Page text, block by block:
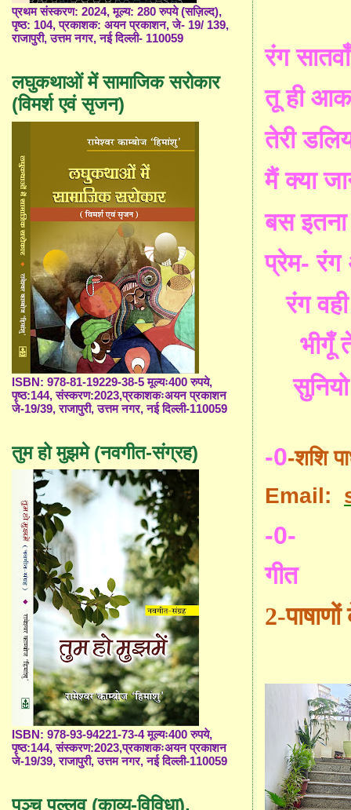
रंग
तू ही
तेरी
मैं क्या
बस इतना
प्रेम-
रंग
भीगूँ
-0-शशि
Email:
-0-
गीत
2-
प्रथम संस्करण: 2024, मूल्य: 280 रुपये (सज़िल्द),
पृष्ठ: 104, प्रकाशक: अयन प्रकाशन, जे- 19/ 139,
राजापुरी, उत्तम नगर, नई दिल्ली- 110059
लघुकथाओं में सामाजिक सरोकार
(विमर्श एवं सृजन)
ISBN: 978-81-19229-38-5 मूल्यः400 रुपये,
पृष्ठ:144, संस्करण:2023,प्रकाशकःअयन प्रकाशन
जे-19/39, राजापुरी, उत्तम नगर, नई दिल्ली-110059
तुम हो मुझमे (नवगीत-संग्रह)
ISBN: 978-93-94221-73-4 मूल्यः400 रुपये,
पृष्ठ:144, संस्करण:2023,प्रकाशकःअयन प्रकाशन
जे-19/39, राजापुरी, उत्तम नगर, नई दिल्ली-110059
पञ्च पल्लव (काव्य-विविधा),